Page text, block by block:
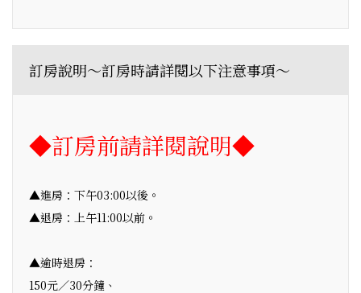
訂房說明～訂房時請詳閱以下注意事項～
◆訂房前請詳閱說明◆
▲進房：下午03:00以後。
▲退房：上午11:00以前。
▲逾時退房：
150元／30分鐘、